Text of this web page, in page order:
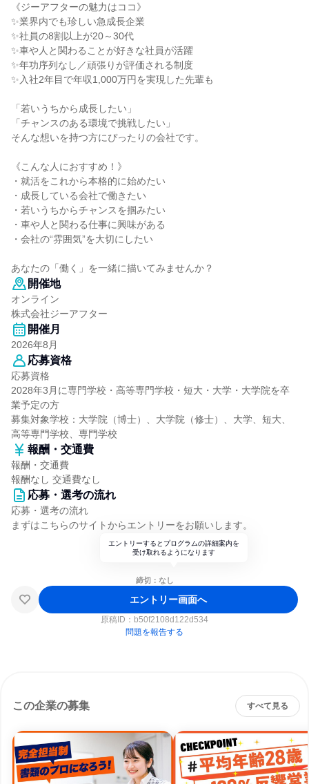
《ジーアフターの魅力はココ》
✨業界内でも珍しい急成長企業
✨社員の8割以上が20～30代
✨車や人と関わることが好きな社員が活躍
✨年功序列なし／頑張りが評価される制度
✨入社2年目で年収1,000万円を実現した先輩も
「若いうちから成長したい」
「チャンスのある環境で挑戦したい」
そんな想いを持つ方にぴったりの会社です。
《こんな人におすすめ！》
・就活をこれから本格的に始めたい
・成長している会社で働きたい
・若いうちからチャンスを掴みたい
・車や人と関わる仕事に興味がある
・会社の“雰囲気”を大切にしたい
あなたの「働く」を一緒に描いてみませんか？
開催地
オンライン
株式会社ジーアフター
開催月
2026年8月
応募資格
応募資格
2028年3月に専門学校・高等専門学校・短大・大学・大学院を卒
業予定の方
募集対象学校：大学院（博士）、大学院（修士）、大学、短大、
高等専門学校、専門学校
報酬・交通費
報酬・交通費
報酬なし 交通費なし
応募・選考の流れ
応募・選考の流れ
まずはこちらのサイトからエントリーをお願いします。
エントリーするとプログラムの詳細案内を
受け取れるようになります
締切：なし
エントリー画面へ
原稿ID： b50f2108d122d534
問題を報告する
この企業の募集 すべて見る